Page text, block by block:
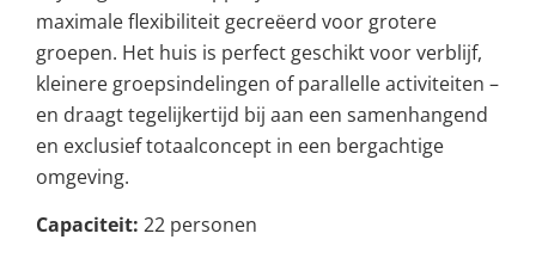
maximale flexibiliteit gecreëerd voor grotere
groepen. Het huis is perfect geschikt voor verblijf,
kleinere groepsindelingen of parallelle activiteiten –
en draagt tegelijkertijd bij aan een samenhangend
en exclusief totaalconcept in een bergachtige
omgeving.
Capaciteit: 22 personen